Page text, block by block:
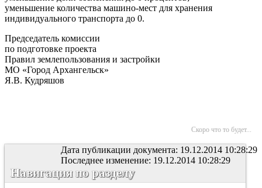
уменьшение количества машино-мест для хранения
индивидуального транспорта до 0.
Председатель комиссии
по подготовке проекта
Правил землепользования и застройки
МО «Город Архангельск»
Я.В. Кудряшов
Скоро что то будет...
Дата публикации документа: 19.12.2014 10:28:29
Последнее изменение: 19.12.2014 10:28:29
Навигация по разделу